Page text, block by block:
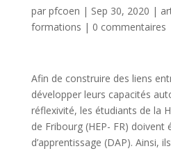
par pfcoen | Sep 30, 2020 |
formations | 0 commentaires
Afin de construire des liens
développer leurs capacités
réflexivité, les étudiants de la
de Fribourg (HEP- FR) doivent
d’apprentissage (DAP). Ainsi,